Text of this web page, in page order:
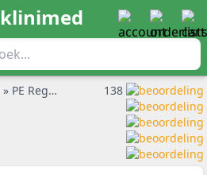
klinimed
» PE Regenponcho met lange mouwen 138